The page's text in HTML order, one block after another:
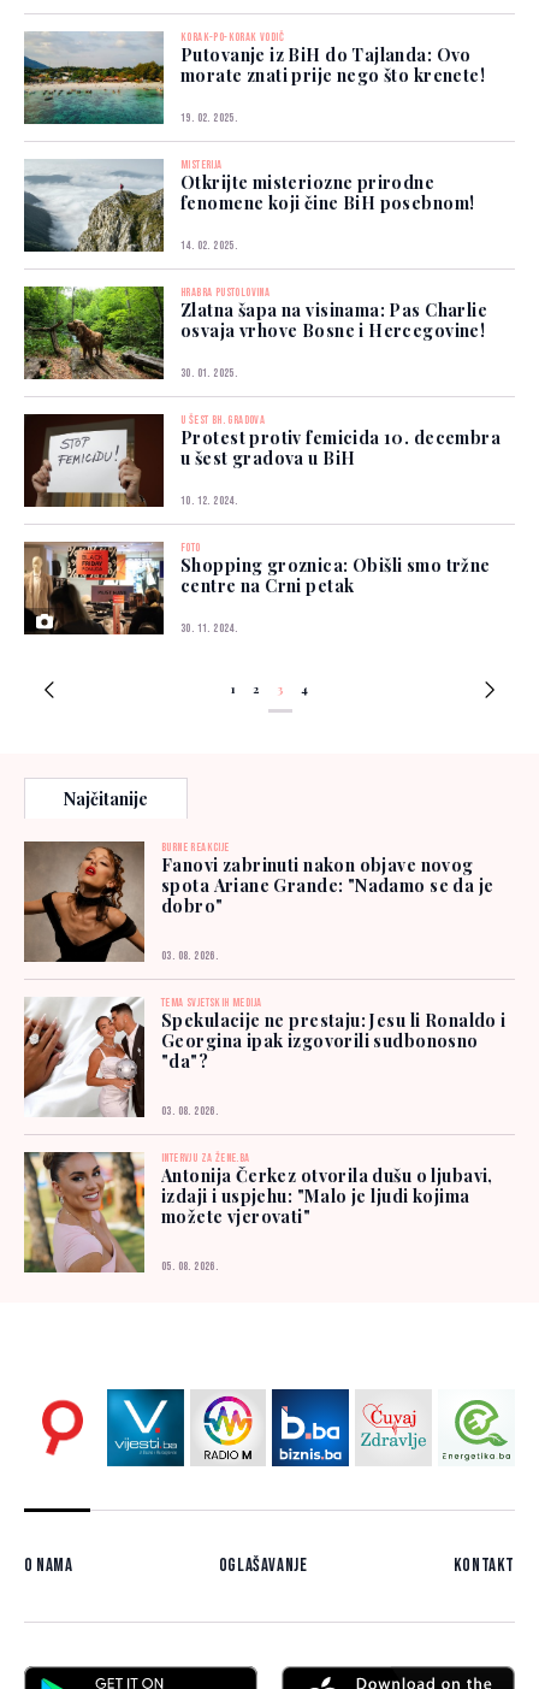
KORAK-PO-KORAK VODIČ
Putovanje iz BiH do Tajlanda: Ovo
morate znati prije nego što krenete!
19. 02. 2025.
MISTERIJA
Otkrijte misteriozne prirodne
fenomene koji čine BiH posebnom!
14. 02. 2025.
HRABRA PUSTOLOVINA
Zlatna šapa na visinama: Pas Charlie
osvaja vrhove Bosne i Hercegovine!
30. 01. 2025.
U ŠEST BH. GRADOVA
Protest protiv femicida 10. decembra
u šest gradova u BiH
10. 12. 2024.
FOTO
Shopping groznica: Obišli smo tržne
centre na Crni petak
30. 11. 2024.
1 2 3 4
Najčitanije
BURNE REAKCIJE
Fanovi zabrinuti nakon objave novog
spota Ariane Grande: "Nadamo se da je
dobro"
03. 08. 2026.
TEMA SVJETSKIH MEDIJA
Spekulacije ne prestaju: Jesu li Ronaldo i
Georgina ipak izgovorili sudbonosno
"da"?
03. 08. 2026.
INTERVJU ZA ŽENE.BA
Antonija Čerkez otvorila dušu o ljubavi,
izdaji i uspjehu: "Malo je ljudi kojima
možete vjerovati"
05. 08. 2026.
O nama Oglašavanje Kontakt